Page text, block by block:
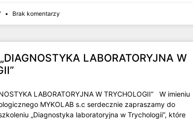
Brak komentarzy
LABORATORYJNA W
LABORATORYJNA W TRYCHOLOGII” W imieniu
MYKOLAB s.c serdecznie zapraszamy do
„Diagnostyka laboratoryjna w Trychologii”, które